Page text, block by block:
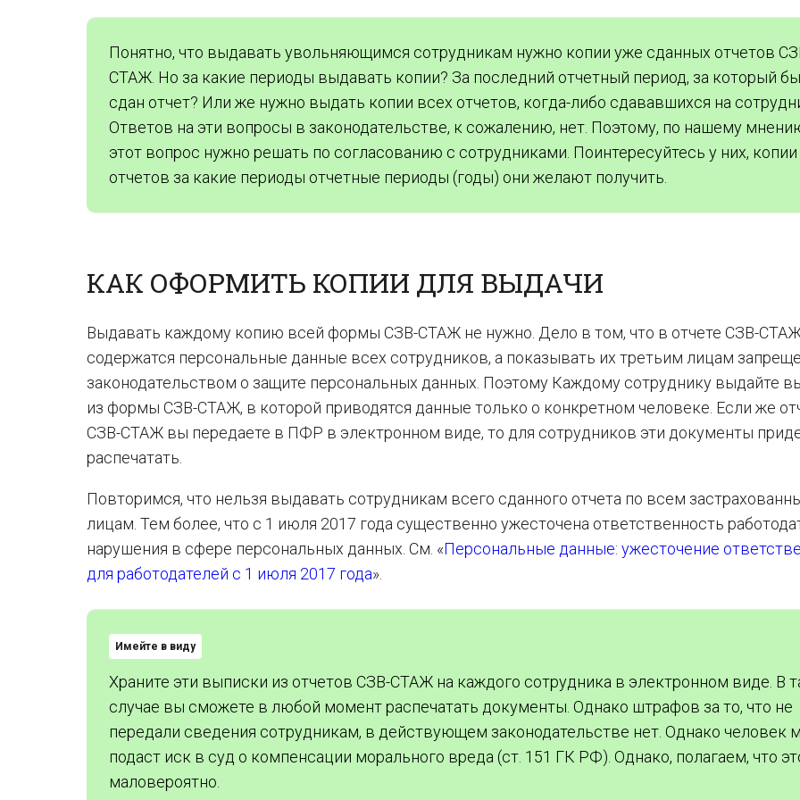
Понятно, что выдавать увольняющимся сотрудникам нужно копии уже сданных отчетов
СТАЖ. Но за какие периоды выдавать копии? За последний отчетный период, за который
сдан отчет? Или же нужно выдать копии всех отчетов, когда-либо сдававшихся на
Ответов на эти вопросы в законодательстве, к сожалению, нет. Поэтому, по нашему
этот вопрос нужно решать по согласованию с сотрудниками. Поинтересуйтесь у них, копии
отчетов за какие периоды отчетные периоды (годы) они желают получить.
КАК ОФОРМИТЬ КОПИИ ДЛЯ ВЫДАЧИ
Выдавать каждому копию всей формы СЗВ-СТАЖ не нужно. Дело в том, что в отчете СЗВ-
содержатся персональные данные всех сотрудников, а показывать их третьим лицам
законодательством о защите персональных данных. Поэтому Каждому сотруднику выдайте
из формы СЗВ-СТАЖ, в которой приводятся данные только о конкретном человеке. Если же
СЗВ-СТАЖ вы передаете в ПФР в электронном виде, то для сотрудников эти документы
распечатать.
Повторимся, что нельзя выдавать сотрудникам всего сданного отчета по всем
лицам. Тем более, что с 1 июля 2017 года существенно ужесточена ответственность
нарушения в сфере персональных данных. См. «Персональные данные: ужесточение
для работодателей с 1 июля 2017 года».
Имейте в виду
Храните эти выписки из отчетов СЗВ-СТАЖ на каждого сотрудника в электронном виде. В
случае вы сможете в любой момент распечатать документы. Однако штрафов за то, что не
передали сведения сотрудникам, в действующем законодательстве нет. Однако человек
подаст иск в суд о компенсации морального вреда (ст. 151 ГК РФ). Однако, полагаем, что
маловероятно.